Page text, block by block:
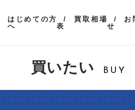
はじめての方
へ
買取相場
表
お
せ
買いたい BUY